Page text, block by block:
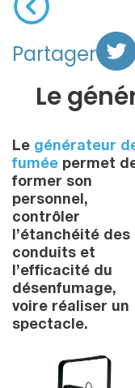
Partager
Le
Le générateur
fumée permet
former son
personnel,
contrôler
l’étanchéité des
conduits et
l’efficacité du
désenfumage,
voire réaliser un
spectacle.